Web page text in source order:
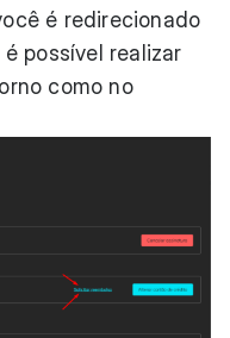
é redirecionado
possível realizar
como no